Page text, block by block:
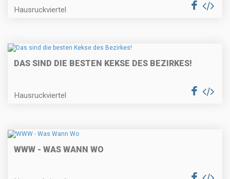
Hausruckviertel
DAS SIND DIE BESTEN KEKSE DES BEZIRKES!
Hausruckviertel
WWW - WAS WANN WO